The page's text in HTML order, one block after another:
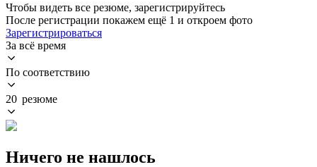
Чтобы видеть все резюме, зарегистрируйтесь
После регистрации покажем ещё 1 и откроем фото
Зарегистрироваться
За всё время
По соответствию
20 резюме
Ничего не нашлось